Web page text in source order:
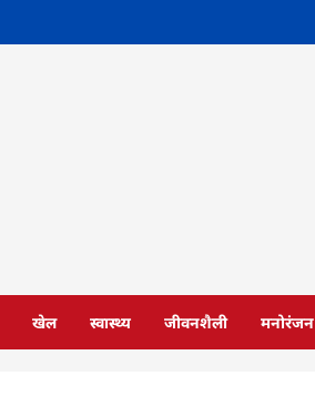
खेल स्वास्थ्य जीवनशैली मनोरंजन